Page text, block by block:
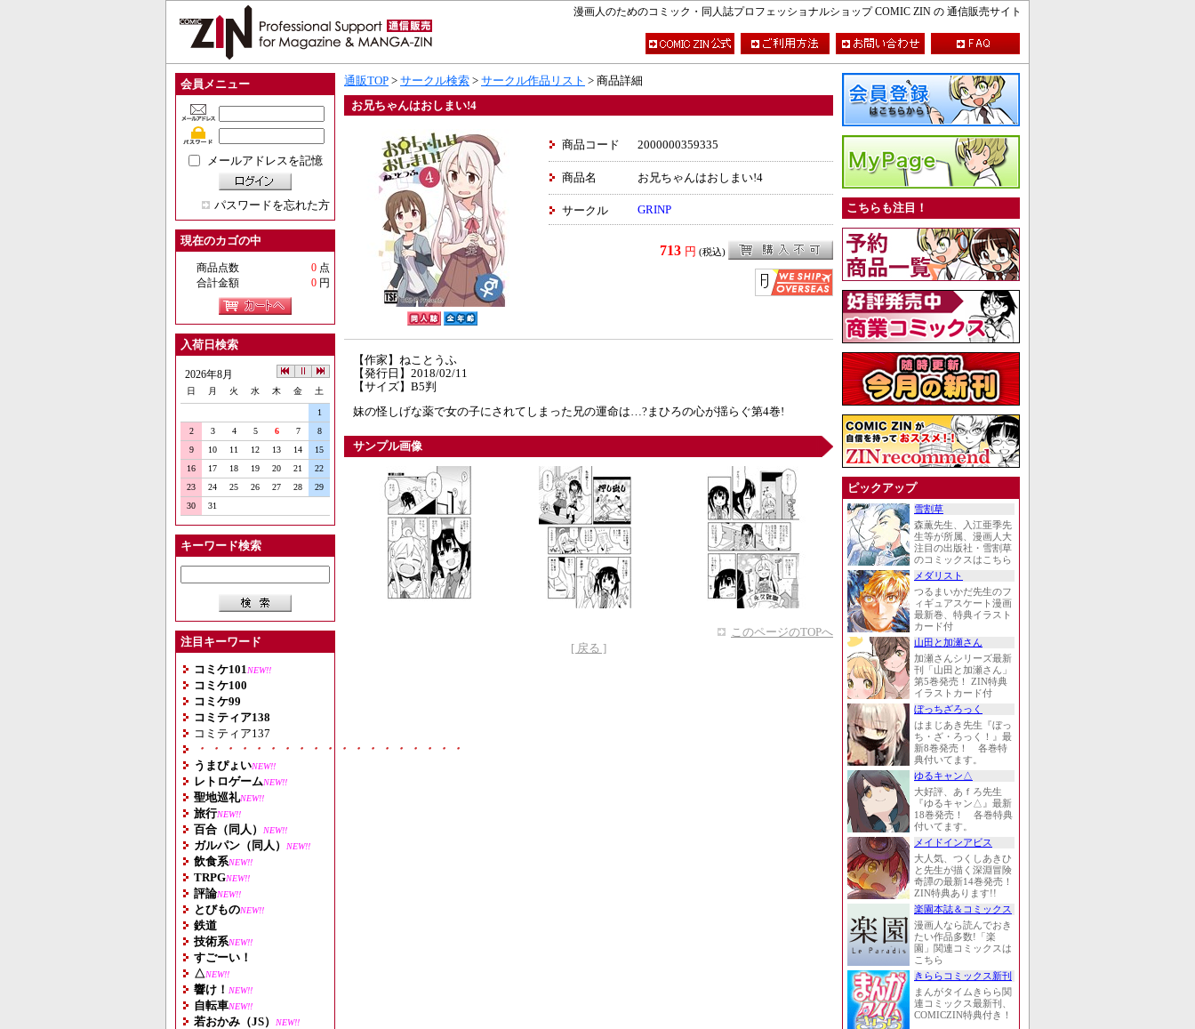
漫画人のためのコミック・同人誌プロフェッショナルショップ COMIC ZIN の 通信販売サイト
会員メニュー
メールアドレスを記憶
パスワードを忘れた方
現在のカゴの中
商品点数 0 点
合計金額
0 円
入荷日検索
2026年8月
日 月 火 水 木 金 土
1
2
3 4 5 6 7
8
9
10 11 12 13 14
15
16
17 18 19 20 21
22
23
24 25 26 27 28
29
30
31
キーワード検索
注目キーワード
コミケ101 NEW!!
コミケ100
コミケ99
コミティア138
コミティア137
・・・・・・・・・・・・・・・・・・・
うまぴょいNEW!!
レトロゲームNEW!!
聖地巡礼NEW!!
旅行NEW!!
百合（同人） NEW!!
ガルパン（同人） NEW!!
飲食系NEW!!
TRPGNEW!!
評論NEW!!
とびものNEW!!
鉄道
技術系NEW!!
すごーい！
△NEW!!
響け！ NEW!!
自転車NEW!!
若おかみ（JS） NEW!!
通販TOP > サークル検索 > サークル作品リスト > 商品詳細
お兄ちゃんはおしまい!4
商品コード 2000000359335
商品名 お兄ちゃんはおしまい!4
サークル GRINP
713 円 (税込)
【作家】ねことうふ
【発行日】2018/02/11
【サイズ】B5判
妹の怪しげな薬で女の子にされてしまった兄の運命は…?まひろの心が揺らぐ第4巻!
サンプル画像
このページのTOPへ
[ 戻る ]
こちらも注目！
ピックアップ
雪割草
森薫先生、入江亜季先
生等が所属、漫画人大
注目の出版社・雪割草
のコミックスはこちら
メダリスト
つるまいかだ先生のフ
ィギュアスケート漫画
最新巻、特典イラスト
カード付
山田と加瀬さん
加瀬さんシリーズ最新
刊「山田と加瀬さん」
第5巻発売！ ZIN特典
イラストカード付
ぼっちざろっく
はまじあき先生『ぼっ
ち・ざ・ろっく！』最
新8巻発売！ 各巻特
典付いてます。
ゆるキャン△
大好評、あｆろ先生
『ゆるキャン△』最新
18巻発売！ 各巻特典
付いてます。
メイドインアビス
大人気、つくしあきひ
と先生が描く深淵冒険
奇譚の最新14巻発売！
ZIN特典あります!!
楽園本誌＆コミックス
漫画人なら読んでおき
たい作品多数!「楽
園」関連コミックスは
こちら
きららコミックス新刊
まんがタイムきらら関
連コミックス最新刊、
COMICZIN特典付き！